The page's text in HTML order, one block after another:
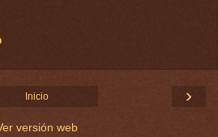
›
Inicio
versión web